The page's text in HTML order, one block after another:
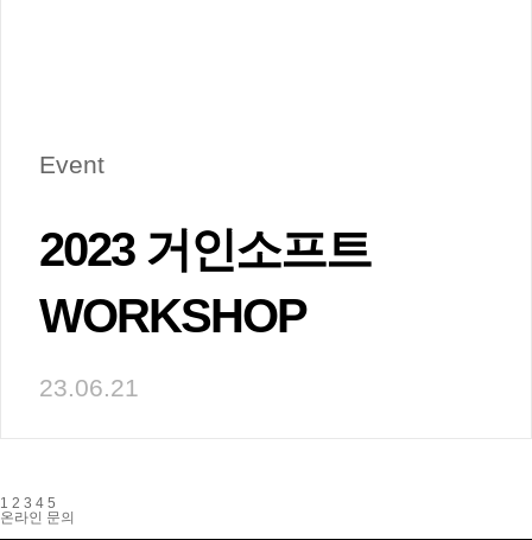
Event
2023 거인소프트
WORKSHOP
23.06.21
1 2 3 4 5
온라인 문의